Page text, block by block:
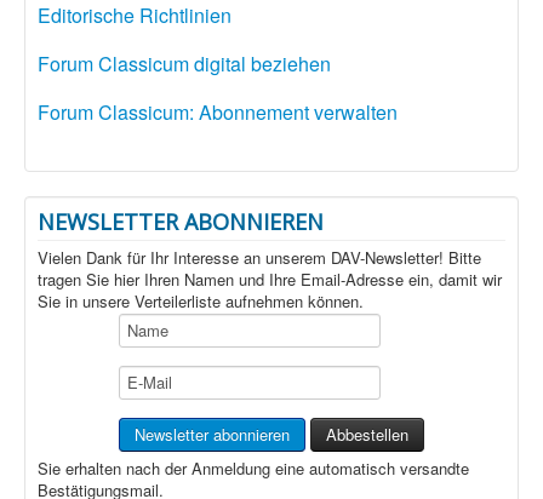
Editorische Richtlinien
Forum Classicum digital beziehen
Forum Classicum: Abonnement verwalten
NEWSLETTER ABONNIEREN
Vielen Dank für Ihr Interesse an unserem DAV-Newsletter! Bitte
tragen Sie hier Ihren Namen und Ihre Email-Adresse ein, damit wir
Sie in unsere Verteilerliste aufnehmen können.
Sie erhalten nach der Anmeldung eine automatisch versandte
Bestätigungsmail.